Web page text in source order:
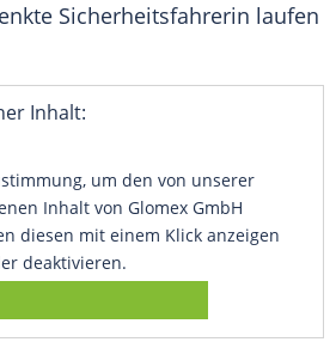
Sicherheitsfahrerin laufen
Inhalt:
um den von unserer
Inhalt von Glomex GmbH
diesen mit einem Klick anzeigen
deaktivieren.